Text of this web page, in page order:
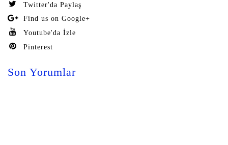
Twitter'da Paylaş
Find us on Google+
Youtube'da İzle
Pinterest
Son Yorumlar